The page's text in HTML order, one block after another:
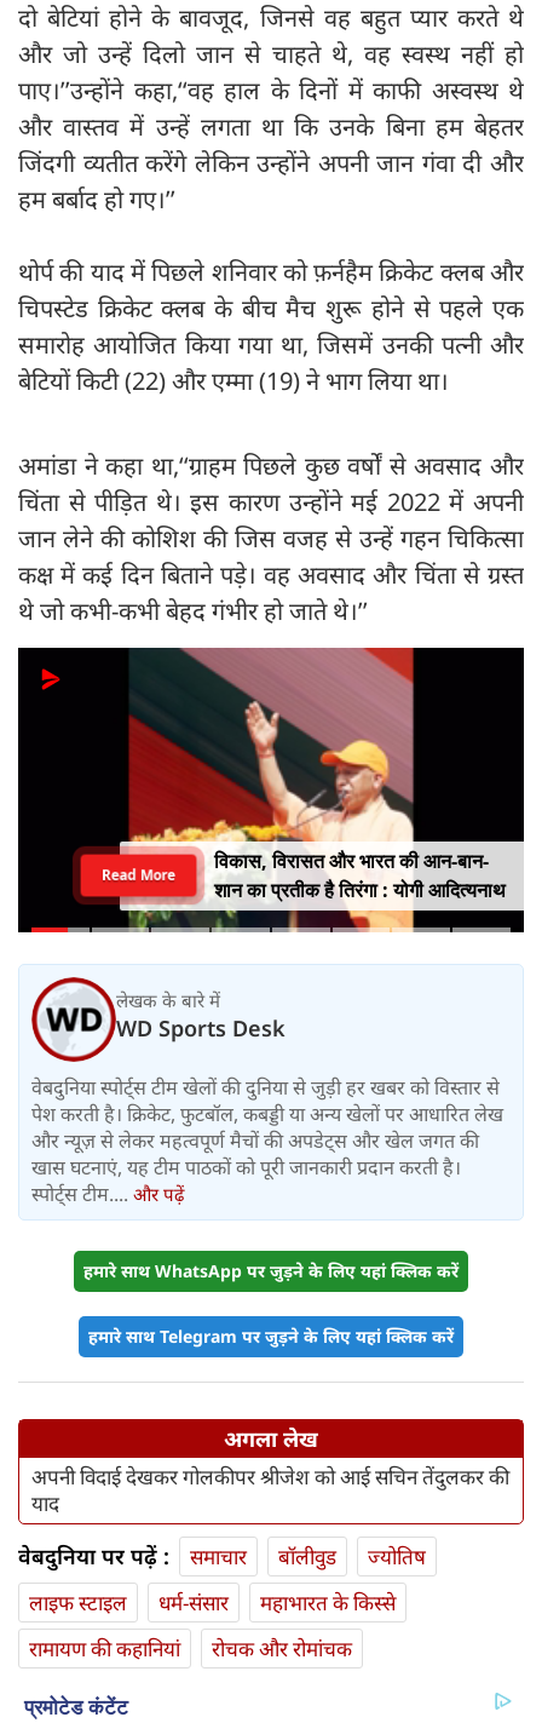
दो बेटियां होने के बावजूद, जिनसे वह बहुत प्यार करते थे
और जो उन्हें दिलो जान से चाहते थे, वह स्वस्थ नहीं हो
पाए।’’उन्होंने कहा,‘‘वह हाल के दिनों में काफी अस्वस्थ थे
और वास्तव में उन्हें लगता था कि उनके बिना हम बेहतर
जिंदगी व्यतीत करेंगे लेकिन उन्होंने अपनी जान गंवा दी और
हम बर्बाद हो गए।’’
थोर्प की याद में पिछले शनिवार को फ़र्नहैम क्रिकेट क्लब और
चिपस्टेड क्रिकेट क्लब के बीच मैच शुरू होने से पहले एक
समारोह आयोजित किया गया था, जिसमें उनकी पत्नी और
बेटियों किटी (22) और एम्मा (19) ने भाग लिया था।
अमांडा ने कहा था,‘‘ग्राहम पिछले कुछ वर्षों से अवसाद और
चिंता से पीड़ित थे। इस कारण उन्होंने मई 2022 में अपनी
जान लेने की कोशिश की जिस वजह से उन्हें गहन चिकित्सा
कक्ष में कई दिन बिताने पड़े। वह अवसाद और चिंता से ग्रस्त
थे जो कभी-कभी बेहद गंभीर हो जाते थे।’’
विकास, विरासत और भारत की आन-बान-
शान का प्रतीक है तिरंगा : योगी आदित्यनाथ
Read More
लेखक के बारे में
WD Sports Desk
वेबदुनिया स्पोर्ट्स टीम खेलों की दुनिया से जुड़ी हर खबर को विस्तार से
पेश करती है। क्रिकेट, फुटबॉल, कबड्डी या अन्य खेलों पर आधारित लेख
और न्यूज़ से लेकर महत्वपूर्ण मैचों की अपडेट्स और खेल जगत की
खास घटनाएं, यह टीम पाठकों को पूरी जानकारी प्रदान करती है।
स्पोर्ट्स टीम.... और पढ़ें
हमारे साथ WhatsApp पर जुड़ने के लिए यहां क्लिक करें
हमारे साथ Telegram पर जुड़ने के लिए यहां क्लिक करें
अगला लेख
अपनी विदाई देखकर गोलकीपर श्रीजेश को आई सचिन तेंदुलकर की
याद
वेबदुनिया पर पढ़ें : समाचार बॉलीवुड
ज्योतिष
लाइफ स्‍टाइल
धर्म-संसार
महाभारत के किस्से
रामायण की कहानियां
रोचक और रोमांचक